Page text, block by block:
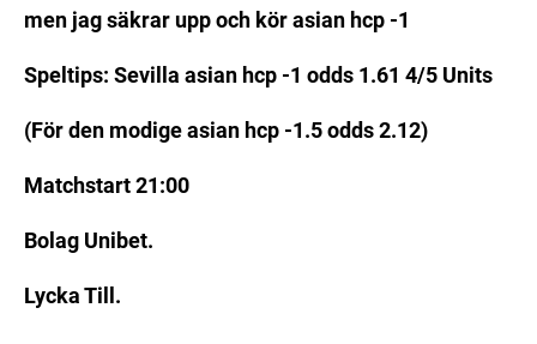
men jag säkrar upp och kör asian hcp -1
Speltips: Sevilla asian hcp -1 odds 1.61 4/5 Units
(För den modige asian hcp -1.5 odds 2.12)
Matchstart 21:00
Bolag Unibet.
Lycka Till.